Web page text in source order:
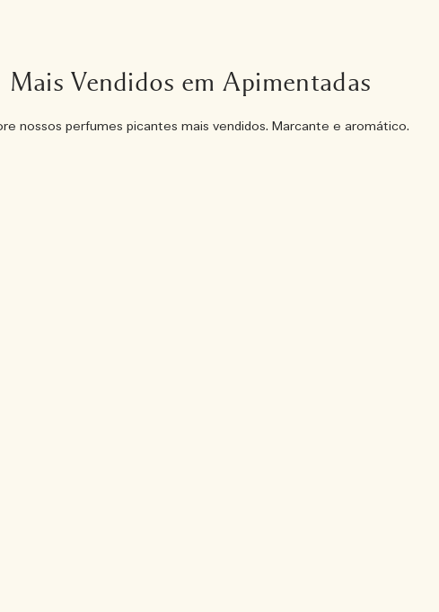
Mais Vendidos em Apimentadas
nossos perfumes picantes mais vendidos. Marcante e aromático.